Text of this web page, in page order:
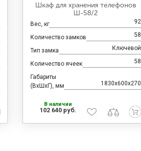
Шкаф для хранения телефонов
Ш-58/2
Вес, кг 92
Количество замков 58
Тип замка Ключевой
Количество ячеек 58
Габариты
(ВхШхГ), мм
1830x600x270
В наличии
102 640 руб.